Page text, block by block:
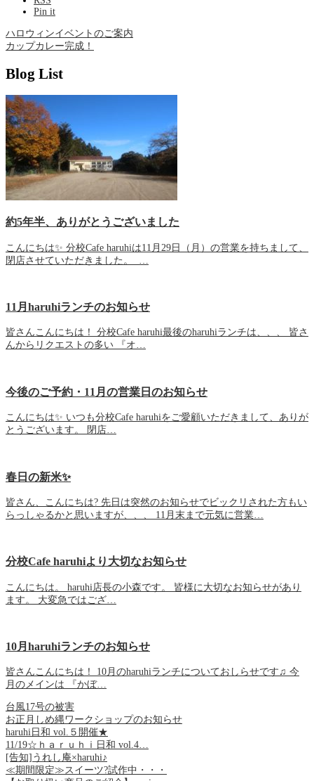
Pin it
ハロウィンイベントのご案内
カップカレー完成！
Blog List
約5年半、ありがとうございました
こんにちは✨ 分校Cafe haruhiは11月29日（月）の営業を持ちまして、
閉店させていただきました。 …
11月haruhiランチのお知らせ
皆さんこんにちは！ 分校Cafe haruhi最後のharuhiランチは、、、 皆さ
んからリクエストの多い 『オ…
今後のご予約・11月の営業日のお知らせ
こんにちは✨ いつも分校Cafe haruhiをご愛顧いただきまして、ありが
とうございます。 閉店…
春日の新米✨
皆さん、こんにちは? 先日は突然のお知らせでビックリされた方もい
らっしゃるかと思いますが、、、 11月末まで元気に営業…
分校Cafe haruhiより大切なお知らせ
こんにちは。 haruhi店長の小森です。 皆様に大切なお知らせがあり
ます。 大変急ではござ…
10月haruhiランチのお知らせ
皆さんこんにちは！ 10月のharuhiランチについておしらせです♫ 今
月のメインは 『かぼ…
台風17号の被害
お正月しめ縄ワークショップのお知らせ
haruhi日和 vol.５開催★
11/19☆ｈａｒｕｈｉ日和 vol.4…
[告知]うれし庵×haruhi♪
≪期間限定≫スイーツ?試作中・・・